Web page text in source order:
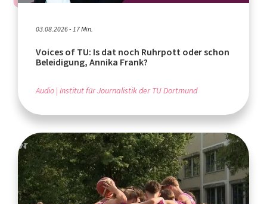
03.08.2026 - 17 Min.
Voices of TU: Is dat noch Ruhrpott oder schon
Beleidigung, Annika Frank?
Audio Institut für Journalistik der TU Dortmund